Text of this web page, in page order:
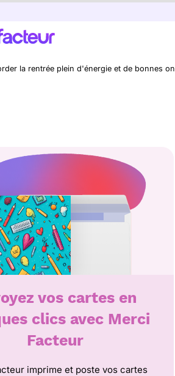
la rentrée plein d'énergie et de bonnes
vos cartes en
clics avec Merci
Facteur
imprime et poste vos cartes